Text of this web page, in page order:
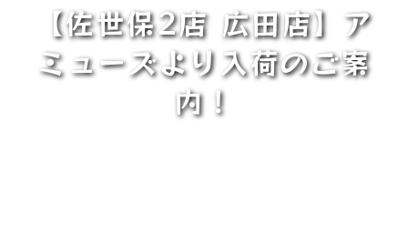
【佐世保2店 広田店】ア
ミューズより入荷のご案
内！